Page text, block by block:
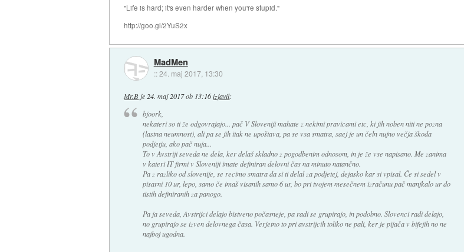
"Life is hard; it's even harder when you're stupid."
http://goo.gl/2YuS2x
MadMen
::24. maj 2017, 13:30
Mr.B je 24. maj 2017 ob 13:16 izjavil:
bjoork,
nekateri so ti že odgovrajajo... pač V Sloveniji mahate z nekimi pravicami etc, ki jih noben niti ne pozna
(lastna neumnost), ali pa se jih itak ne upoštava, pa se vsa smatra, saej je un čeln nujno večja škoda
podjetju, ako pač nuja...
To v Avstriji seveda ne dela, ker delaš skladno z pogodbenim odnosom, in je že vse napisano. Me zanima
v kateri IT firmi v Sloveniji imate definiran delovni čas na minuto natančno.
Pa z razliko od slovenije, se recimo smatra da si ti delal za podjetej, dejasko kar si vpisal. Če si sedel v
pisarni 10 ur, lepo, samo če imaš visanih samo 6 ur, bo pri tvojem mesečnem izračunu pač manjkalo ur do
tistih definiranih za panogo.
Pa ja seveda, Avstrijci delajo bistveno počasneje, pa radi se grupirajo, in podobno. Slovenci radi delajo,
no grupirajo se izven delovnega časa. Verjetno to pri avstrijcih toliko ne pali, ker je pijača v bifejih no ne
najboj ugodna.